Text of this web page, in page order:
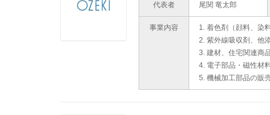
代表者 尾関 竜太郎
事業内容
1. 着色剤（顔料、染
2. 紫外線吸収剤、他
3. 建材、住宅関連商
4. 電子部品・磁性材
5. 機械加工部品の販